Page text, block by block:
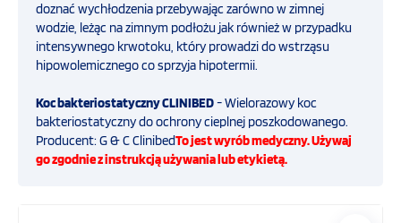
PROGRAMY UNIJNE
KONTAKT
Ratownictwo medyczne
Przemysł
COVID-19
doznać wychłodzenia przebywając zarówno w zimnej
wodzie, leżąc na zimnym podłożu jak również w przypadku
intensywnego krwotoku, który prowadzi do wstrząsu
hipowolemicznego co sprzyja hipotermii.
Koc bakteriostatyczny CLINIBED- Wielorazowy koc
bakteriostatyczny do ochrony cieplnej poszkodowanego.
Producent: G & C ClinibedTo jest wyrób medyczny. Używaj
go zgodnie z instrukcją używania lub etykietą.